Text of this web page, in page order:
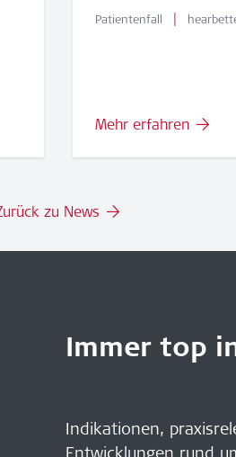
Patientenfall |
Mehr erfahren
zu News
Immer top
Indikationen,